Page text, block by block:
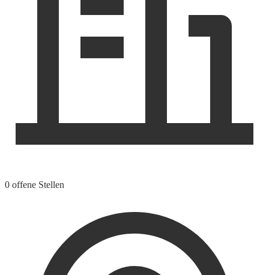
0 offene Stellen